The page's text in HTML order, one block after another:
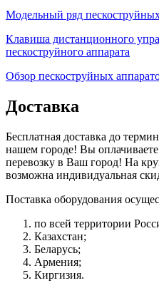
Модельный ряд
Клавиша дистанционного
пескоструйного аппарата
Обзор пескоструйных
Доставка
Бесплатная доставка до
нашем городе! Вы
перевозку в Ваш город! На
возможна индивидуальная
Поставка оборудования
по всей территории
Казахстан;
Беларусь;
Армения;
Киргизия.